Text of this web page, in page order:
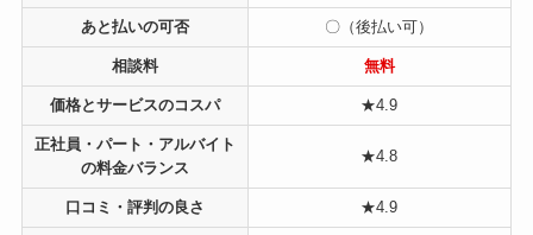
あと払いの可否 〇（後払い可）
相談料 無料
価格とサービスのコスパ ★4.9
正社員・パート・アルバイト
の料金バランス
★4.8
口コミ・評判の良さ ★4.9